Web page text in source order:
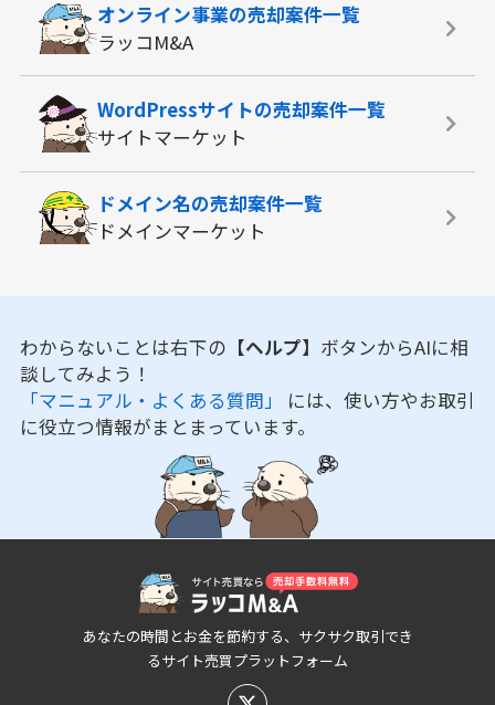
オンライン事業の売却案件一覧
ラッコM&A
WordPressサイトの売却案件一覧
サイトマーケット
ドメイン名の売却案件一覧
ドメインマーケット
わからないことは右下の 【ヘルプ】 ボタンからAIに相
談してみよう！
「マニュアル・よくある質問」 には、使い方やお取引
に役立つ情報がまとまっています。
あなたの時間とお金を節約する、サクサク取引でき
るサイト売買プラットフォーム